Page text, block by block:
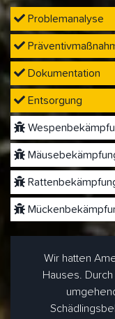
Problemanalyse
Dokumentation
Entsorgung
Wir hatten
Hauses.